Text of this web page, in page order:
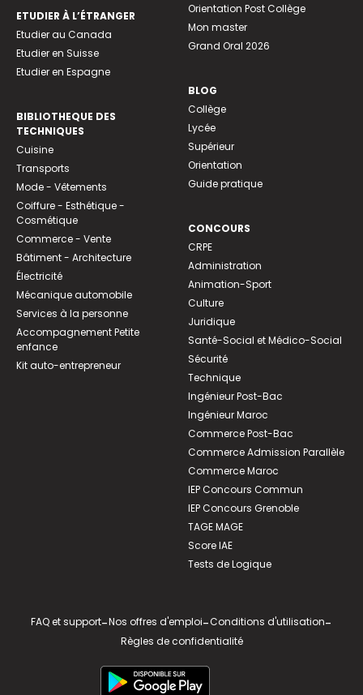
ETUDIER À L’ÉTRANGER
Etudier au Canada
Etudier en Suisse
Etudier en Espagne
BIBLIOTHEQUE DES
TECHNIQUES
Cuisine
Transports
Mode - Vêtements
Coiffure - Esthétique -
Cosmétique
Commerce - Vente
Bâtiment - Architecture
Électricité
Mécanique automobile
Services à la personne
Accompagnement Petite
enfance
Kit auto-entrepreneur
Orientation Post Collège
Mon master
Grand Oral 2026
BLOG
Collège
Lycée
Supérieur
Orientation
Guide pratique
CONCOURS
CRPE
Administration
Animation-Sport
Culture
Juridique
Santé-Social et Médico-Social
Sécurité
Technique
Ingénieur Post-Bac
Ingénieur Maroc
Commerce Post-Bac
Commerce Admission Parallèle
Commerce Maroc
IEP Concours Commun
IEP Concours Grenoble
TAGE MAGE
Score IAE
Tests de Logique
FAQ et support-Nos offres d'emploi-Conditions d'utilisation-
Règles de confidentialité